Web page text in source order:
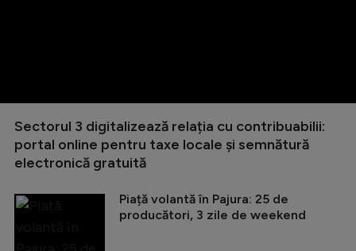
Sectorul 3 digitalizează relația cu contribuabilii:
portal online pentru taxe locale și semnătură
electronică gratuită
Piață volantă în Pajura: 25 de
producători, 3 zile de weekend